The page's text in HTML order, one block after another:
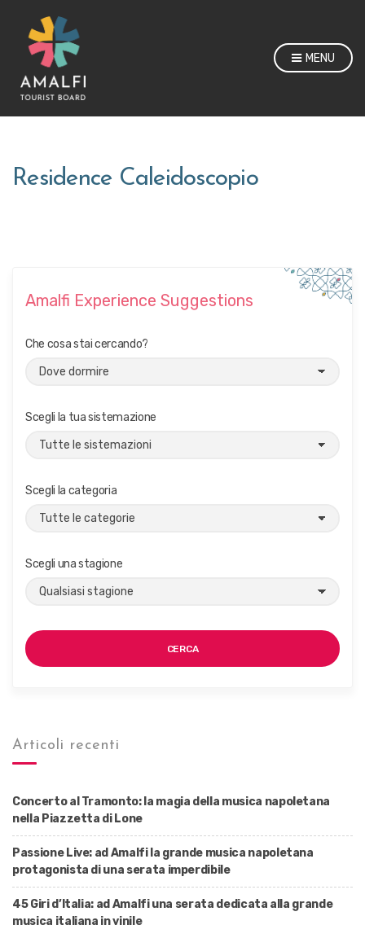
MENU
Residence Caleidoscopio
Amalfi Experience Suggestions
Che cosa stai cercando?
Scegli la tua sistemazione
Scegli la categoria
Scegli una stagione
CERCA
Articoli recenti
Concerto al Tramonto: la magia della musica napoletana
nella Piazzetta di Lone
Passione Live: ad Amalfi la grande musica napoletana
protagonista di una serata imperdibile
45 Giri d’Italia: ad Amalfi una serata dedicata alla grande
musica italiana in vinile